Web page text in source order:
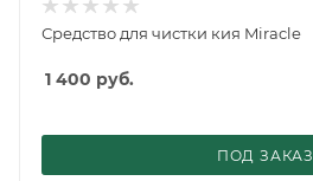
Средство для чистки кия Miracle
1 400 руб.
ПОД ЗАКАЗ